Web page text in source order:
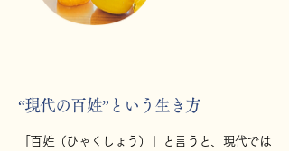
“現代の百姓”という生き方
「百姓（ひゃくしょう）」と言うと、現代では